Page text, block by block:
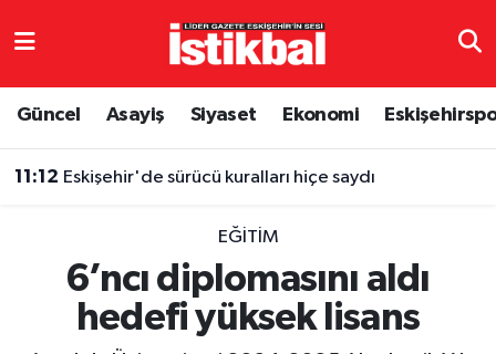
Güncel Asayiş Siyaset Ekonomi
11:12 Eskişehir'de sürücü kuralları hiçe saydı
EĞITIM
6’ncı diplomasını aldı
hedefi yüksek lisans
Eskişehirspor
Spor
Eskişehir Nöbetçi Eczaneler
TFF 3.Lig 4.Grup Puan Durumu ve Fikstür